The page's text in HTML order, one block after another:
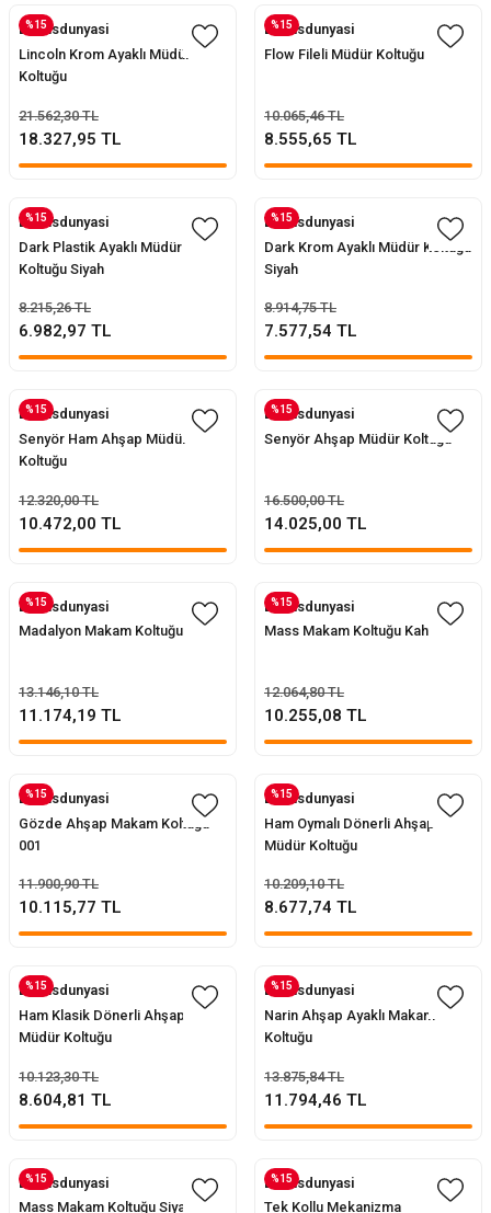
%15
Evofisdunyasi
Lincoln Krom Ayaklı Müdür
Koltuğu
21.562,30 TL
18.327,95 TL
%15
Evofisdunyasi
Flow Fileli Müdür Koltuğu
10.065,46 TL
8.555,65 TL
%15
Evofisdunyasi
Dark Plastik Ayaklı Müdür
Koltuğu Siyah
8.215,26 TL
6.982,97 TL
%15
Evofisdunyasi
Dark Krom Ayaklı Müdür Koltuğu
Siyah
8.914,75 TL
7.577,54 TL
%15
Evofisdunyasi
Senyör Ham Ahşap Müdür
Koltuğu
12.320,00 TL
10.472,00 TL
%15
Evofisdunyasi
Senyör Ahşap Müdür Koltuğu
16.500,00 TL
14.025,00 TL
%15
Evofisdunyasi
Madalyon Makam Koltuğu 001
13.146,10 TL
11.174,19 TL
%15
Evofisdunyasi
Mass Makam Koltuğu Kahve
12.064,80 TL
10.255,08 TL
%15
Evofisdunyasi
Gözde Ahşap Makam Koltuğu
001
11.900,90 TL
10.115,77 TL
%15
Evofisdunyasi
Ham Oymalı Dönerli Ahşap
Müdür Koltuğu
10.209,10 TL
8.677,74 TL
%15
Evofisdunyasi
Ham Klasik Dönerli Ahşap
Müdür Koltuğu
10.123,30 TL
8.604,81 TL
%15
Evofisdunyasi
Narin Ahşap Ayaklı Makam
Koltuğu
13.875,84 TL
11.794,46 TL
%15
Evofisdunyasi
Mass Makam Koltuğu Siyah
%15
Evofisdunyasi
Tek Kollu Mekanizma